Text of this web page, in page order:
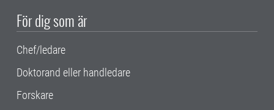
För dig som är
Chef/ledare
Doktorand eller handledare
Forskare